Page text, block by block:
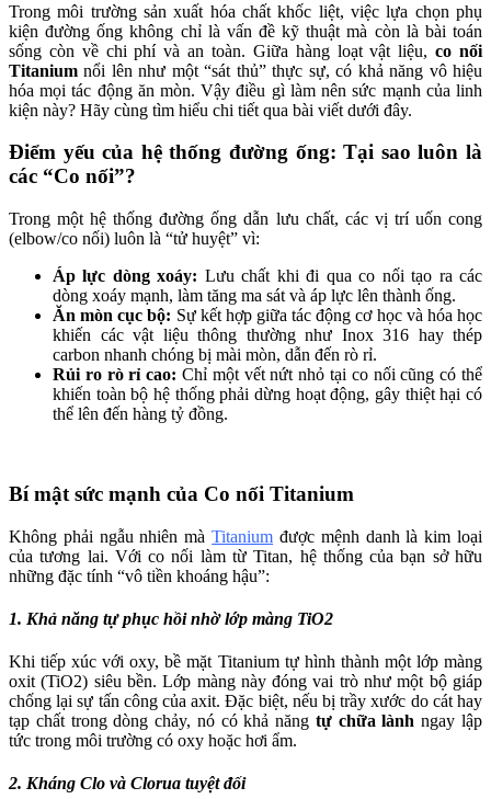
Trong môi trường sản xuất hóa chất khốc liệt, việc lựa chọn phụ
kiện đường ống không chỉ là vấn đề kỹ thuật mà còn là bài toán
sống còn về chi phí và an toàn. Giữa hàng loạt vật liệu,co nối
Titanium nổi lên như một “sát thủ” thực sự, có khả năng vô hiệu
hóa mọi tác động ăn mòn. Vậy điều gì làm nên sức mạnh của linh
kiện này? Hãy cùng tìm hiểu chi tiết qua bài viết dưới đây.
Điểm yếu của hệ thống đường ống: Tại sao luôn là
các “Co nối”?
Trong một hệ thống đường ống dẫn lưu chất, các vị trí uốn cong
(elbow/co nối) luôn là “tử huyệt” vì:
Áp lực dòng xoáy: Lưu chất khi đi qua co nối tạo ra các
dòng xoáy mạnh, làm tăng ma sát và áp lực lên thành ống.
Ăn mòn cục bộ: Sự kết hợp giữa tác động cơ học và hóa học
khiến các vật liệu thông thường như Inox 316 hay thép
carbon nhanh chóng bị mài mòn, dẫn đến rò rỉ.
Rủi ro rò rỉ cao: Chỉ một vết nứt nhỏ tại co nối cũng có thể
khiến toàn bộ hệ thống phải dừng hoạt động, gây thiệt hại có
thể lên đến hàng tỷ đồng.
Bí mật sức mạnh của Co nối Titanium
Không phải ngẫu nhiên màTitanium được mệnh danh là kim loại
của tương lai. Với co nối làm từ Titan, hệ thống của bạn sở hữu
những đặc tính “vô tiền khoáng hậu”:
1. Khả năng tự phục hồi nhờ lớp màng TiO2
Khi tiếp xúc với oxy, bề mặt Titanium tự hình thành một lớp màng
oxit (TiO2) siêu bền. Lớp màng này đóng vai trò như một bộ giáp
chống lại sự tấn công của axit. Đặc biệt, nếu bị trầy xước do cát hay
tạp chất trong dòng chảy, nó có khả năng tự chữa lành ngay lập
tức trong môi trường có oxy hoặc hơi ẩm.
2. Kháng Clo và Clorua tuyệt đối